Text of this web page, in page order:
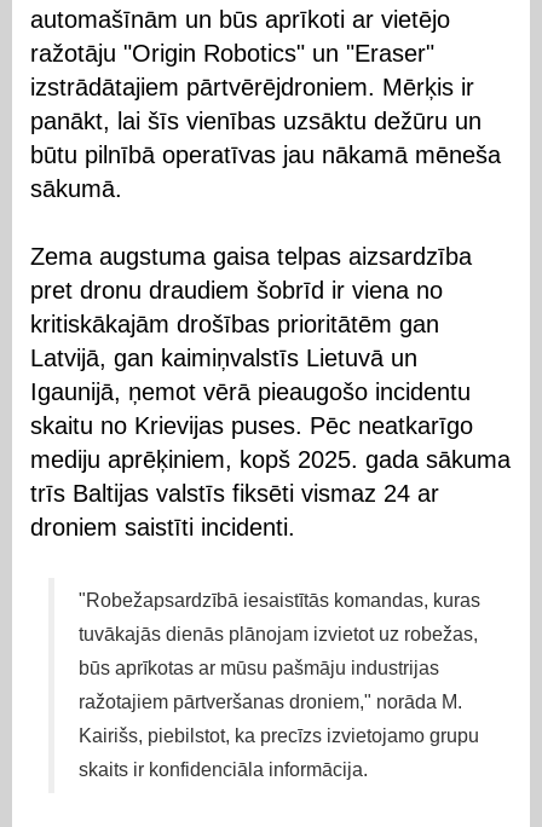
automašīnām un būs aprīkoti ar vietējo
ražotāju "Origin Robotics" un "Eraser"
izstrādātajiem pārtvērējdroniem. Mērķis ir
panākt, lai šīs vienības uzsāktu dežūru un
būtu pilnībā operatīvas jau nākamā mēneša
sākumā.
Zema augstuma gaisa telpas aizsardzība
pret dronu draudiem šobrīd ir viena no
kritiskākajām drošības prioritātēm gan
Latvijā, gan kaimiņvalstīs Lietuvā un
Igaunijā, ņemot vērā pieaugošo incidentu
skaitu no Krievijas puses. Pēc neatkarīgo
mediju aprēķiniem, kopš 2025. gada sākuma
trīs Baltijas valstīs fiksēti vismaz 24 ar
droniem saistīti incidenti.
"Robežapsardzībā iesaistītās komandas, kuras
tuvākajās dienās plānojam izvietot uz robežas,
būs aprīkotas ar mūsu pašmāju industrijas
ražotajiem pārtveršanas droniem," norāda M.
Kairišs, piebilstot, ka precīzs izvietojamo grupu
skaits ir konfidenciāla informācija.